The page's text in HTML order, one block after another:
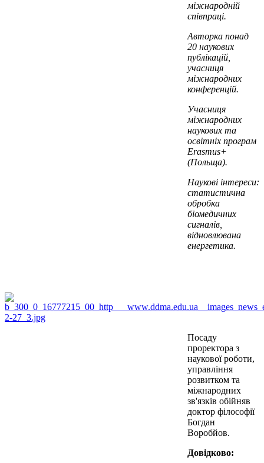
міжнародній
співпраці.
Авторка понад
20 наукових
публікацій,
учасниця
міжнародних
конференцій.
Учасниця
міжнародних
наукових та
освітніх програм
Erasmus+
(Польща).
Наукові інтереси:
статистична
обробка
біомедичних
сигналів,
відновлювана
енергетика.
Посаду
проректора з
наукової роботи,
управління
розвитком та
міжнародних
зв'язків обійняв
доктор філософії
Богдан
Воробйов.
Довідково: